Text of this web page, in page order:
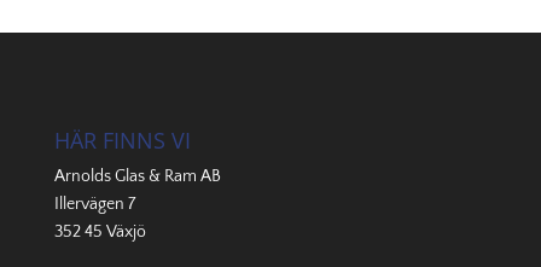
HÄR FINNS VI
Arnolds Glas & Ram AB
Illervägen 7
352 45 Växjö